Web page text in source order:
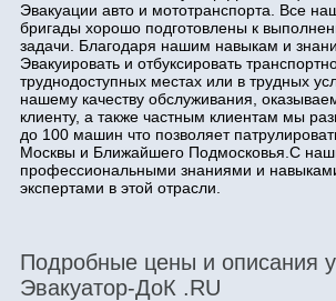
Эвакуации авто и мототранспорта. Все
бригады хорошо подготовлены к
задачи. Благодаря нашим навыкам и
Эвакуировать и отбуксировать
труднодоступных местах или в трудных
нашему качеству обслуживания,
клиенту, а также частным клиентам мы
до 100 машин что позволяет
Москвы и Ближайшего Подмосковья.С
профессиональными знаниями и
экспертами в этой отрасли.
Подробные цены и описания
Эвакуатор-ДоК .RU